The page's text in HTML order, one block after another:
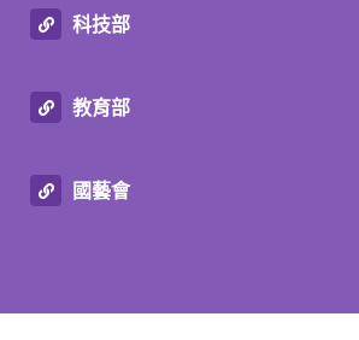
科技部
教育部
國藝會